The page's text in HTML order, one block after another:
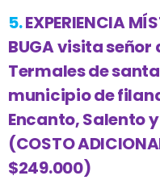
5.EXPERIENCIA
BUGA visita
Termales de
municipio de
Encanto, Salento
(COSTO
$249.000)